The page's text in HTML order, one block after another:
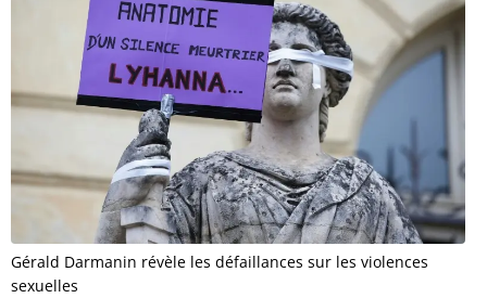
Gérald Darmanin révèle les défaillances sur les violences
sexuelles